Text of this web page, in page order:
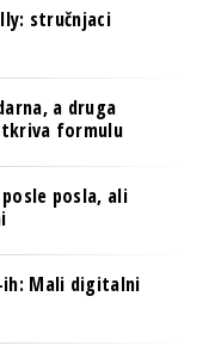
stručnjaci
a druga
formulu
posla, ali
ih: Mali digitalni